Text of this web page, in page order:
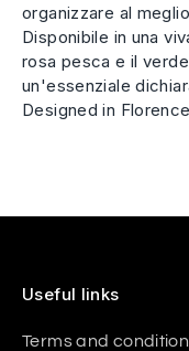
organizzare al
Disponibile in una
rosa pesca e il
un'essenziale
Designed in
Useful links
Terms and